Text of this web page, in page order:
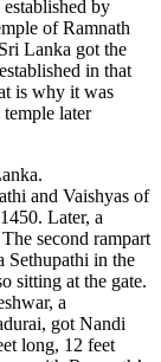
by
of Ramnath
Lanka got the
in that
is why it was
later
and Vaishyas of
Later, a
second rampart
Sethupathi in the
sitting at the gate.
a
got Nandi
long, 12 feet